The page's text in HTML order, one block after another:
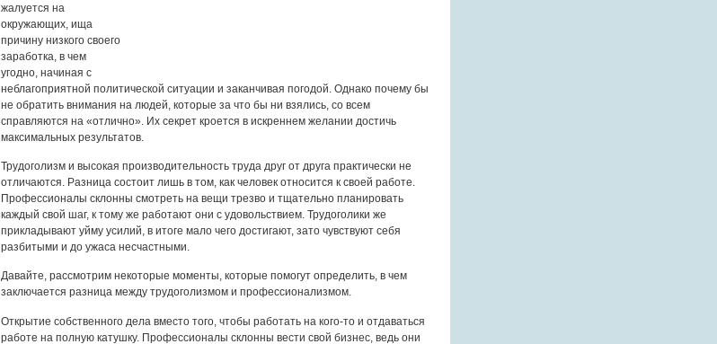
жалуется на
окружающих, ища
причину низкого своего
заработка, в чем
угодно, начиная с
неблагоприятной политической ситуации и заканчивая погодой. Однако почему бы
не обратить внимания на людей, которые за что бы ни взялись, со всем
справляются на «отлично». Их секрет кроется в искреннем желании достичь
максимальных результатов.
Трудоголизм и высокая производительность труда друг от друга практически не
отличаются. Разница состоит лишь в том, как человек относится к своей работе.
Профессионалы склонны смотреть на вещи трезво и тщательно планировать
каждый свой шаг, к тому же работают они с удовольствием. Трудоголики же
прикладывают уйму усилий, в итоге мало чего достигают, зато чувствуют себя
разбитыми и до ужаса несчастными.
Давайте, рассмотрим некоторые моменты, которые помогут определить, в чем
заключается разница между трудоголизмом и профессионализмом.
Открытие собственного дела вместо того, чтобы работать на кого-то и отдаваться
работе на полную катушку. Профессионалы склонны вести свой бизнес, ведь они